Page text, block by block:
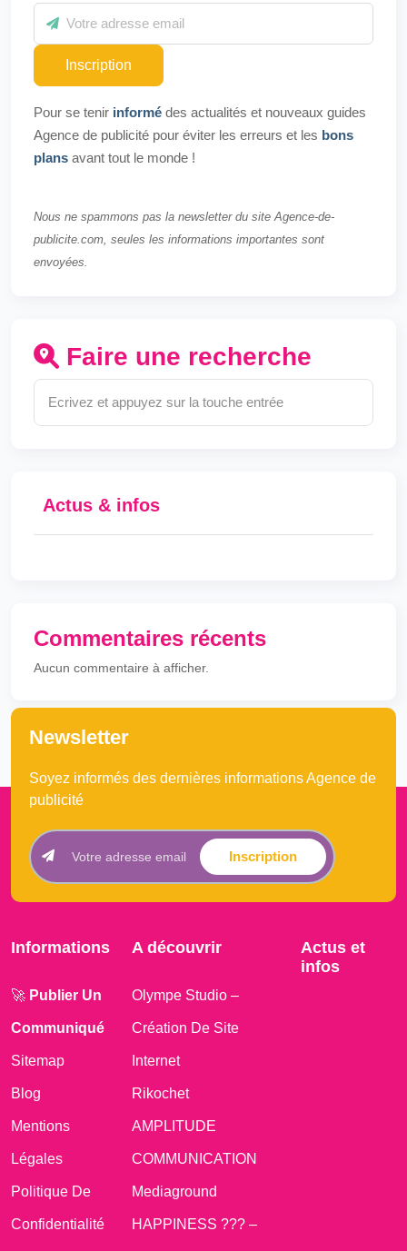
Inscription
Pour se tenir informé des actualités et nouveaux guides
Agence de publicité pour éviter les erreurs et les bons
plans avant tout le monde !
Nous ne spammons pas la newsletter du site Agence-de-
publicite.com, seules les informations importantes sont
envoyées.
Faire une recherche
Actus & infos
Commentaires récents
Aucun commentaire à afficher.
Newsletter
Soyez informés des dernières informations Agence de
publicité
Inscription
Informations
🚀 Publier Un
Communiqué
Sitemap
Blog
Mentions
Légales
Politique De
Confidentialité
A découvrir
Olympe Studio –
Création De Site
Internet
Rikochet
AMPLITUDE
COMMUNICATION
Mediaground
HAPPINESS ??? –
Actus et
infos